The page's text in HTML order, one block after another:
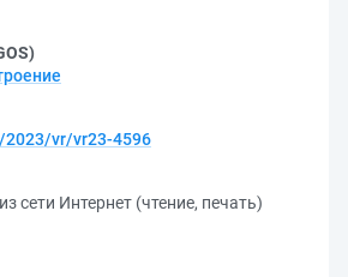
2023/vr/vr23-4596
сети Интернет (чтение, печать)